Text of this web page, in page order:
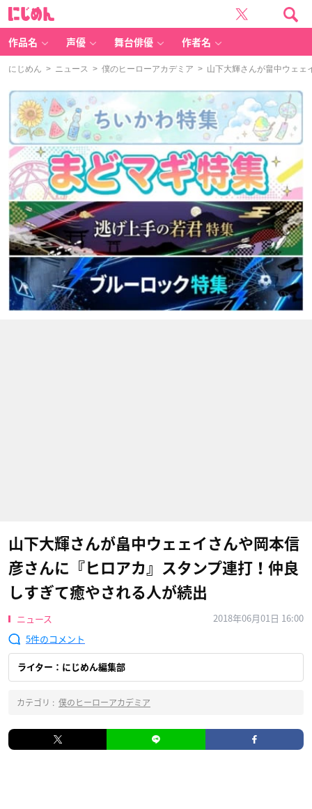
作品名 声優 舞台俳優 作者名
にじめん > ニュース > 僕のヒーローアカデミア > 山下大輝さんが畠中ウェェ
山下大輝さんが畠中ウェェイさんや岡本信
彦さんに『ヒロアカ』スタンプ連打！仲良
しすぎて癒やされる人が続出
ニュース
2018年06月01日 16:00
5
ライター：にじめん編集部
カテゴリ : 僕のヒーローアカデミア